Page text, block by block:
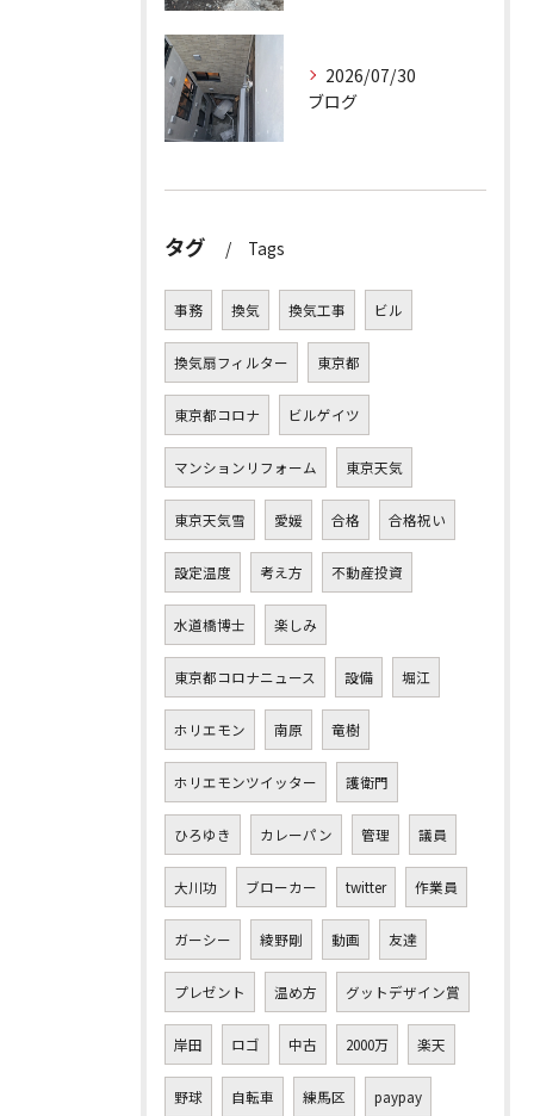
2026/07/30
ブログ
タグ Tags
事務 換気 換気工事 ビル
換気扇フィルター 東京都
東京都コロナ ビルゲイツ
マンションリフォーム 東京天気
東京天気雪 愛媛 合格 合格祝い
設定温度 考え方 不動産投資
水道橋博士 楽しみ
東京都コロナニュース 設備 堀江
ホリエモン 南原 竜樹
ホリエモンツイッター 護衛門
ひろゆき カレーパン 管理 議員
大川功 ブローカー twitter 作業員
ガーシー 綾野剛 動画 友達
プレゼント 温め方 グットデザイン賞
岸田 ロゴ 中古 2000万 楽天
野球 自転車 練馬区 paypay